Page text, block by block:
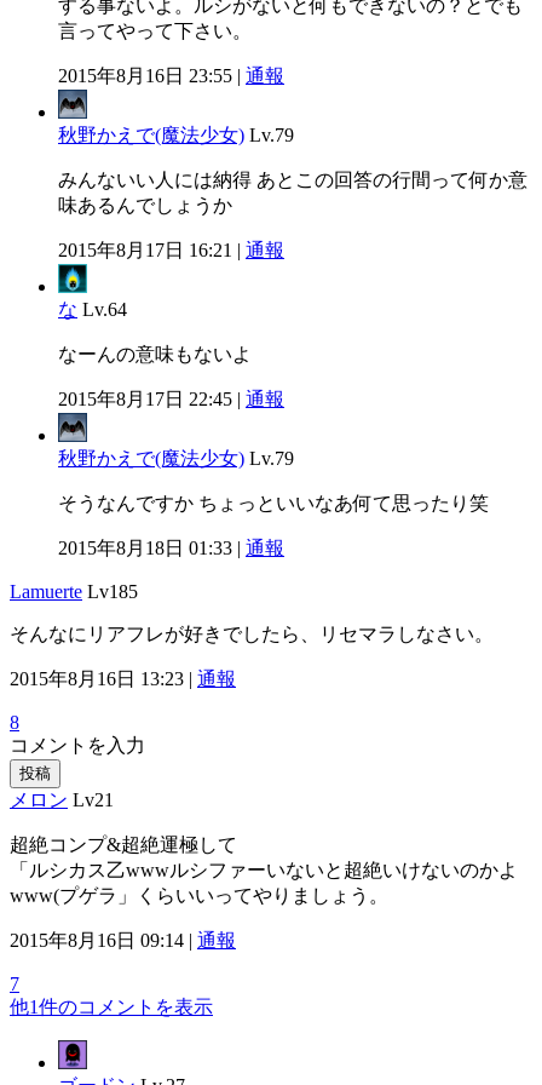
する事ないよ。ルシがないと何もできないの？とでも
言ってやって下さい。
2015年8月16日 23:55 | 通報
秋野かえで(魔法少女) Lv.79
みんないい人には納得 あとこの回答の行間って何か意
味あるんでしょうか
2015年8月17日 16:21 | 通報
な Lv.64
なーんの意味もないよ
2015年8月17日 22:45 | 通報
秋野かえで(魔法少女) Lv.79
そうなんですか ちょっといいなあ何て思ったり笑
2015年8月18日 01:33 | 通報
Lamuerte Lv185
そんなにリアフレが好きでしたら、リセマラしなさい。
2015年8月16日 13:23 | 通報
8
コメントを入力
投稿
メロン Lv21
超絶コンプ&超絶運極して
「ルシカス乙wwwルシファーいないと超絶いけないのかよ
www(プゲラ」くらいいってやりましょう。
2015年8月16日 09:14 | 通報
7
他1件のコメントを表示